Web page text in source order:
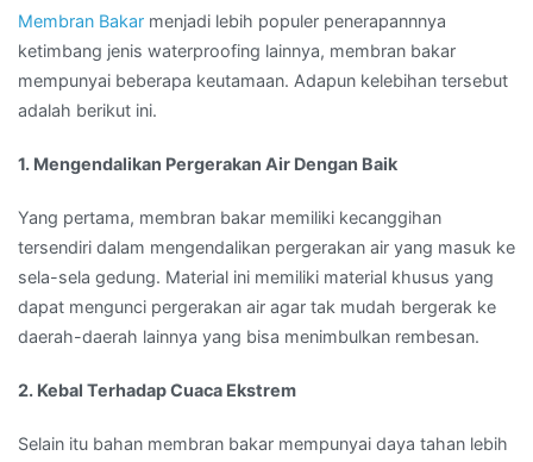
Membran Bakar menjadi lebih populer penerapannnya
ketimbang jenis waterproofing lainnya, membran bakar
mempunyai beberapa keutamaan. Adapun kelebihan tersebut
adalah berikut ini.
1. Mengendalikan Pergerakan Air Dengan Baik
Yang pertama, membran bakar memiliki kecanggihan
tersendiri dalam mengendalikan pergerakan air yang masuk ke
sela-sela gedung. Material ini memiliki material khusus yang
dapat mengunci pergerakan air agar tak mudah bergerak ke
daerah-daerah lainnya yang bisa menimbulkan rembesan.
2. Kebal Terhadap Cuaca Ekstrem
Selain itu bahan membran bakar mempunyai daya tahan lebih